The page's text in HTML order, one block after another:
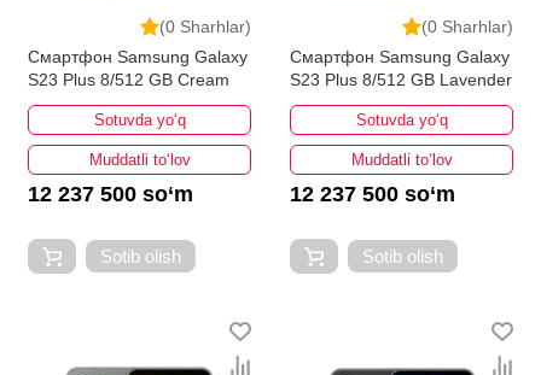
(0 Sharhlar)
Смартфон Samsung Galaxy
S23 Plus 8/512 GB Cream
Sotuvda yo‘q
Muddatli to‘lov
12 237 500 so‘m
Sotib olish
(0 Sharhlar)
Смартфон Samsung Galaxy
S23 Plus 8/512 GB Lavender
Sotuvda yo‘q
Muddatli to‘lov
12 237 500 so‘m
Sotib olish